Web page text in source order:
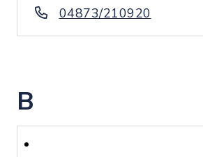
04873/210920
B